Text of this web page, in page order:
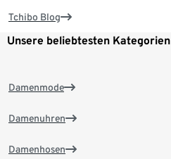
Tchibo Blog
Unsere beliebtesten Kategorien
Damenmode
Damenuhren
Damenhosen